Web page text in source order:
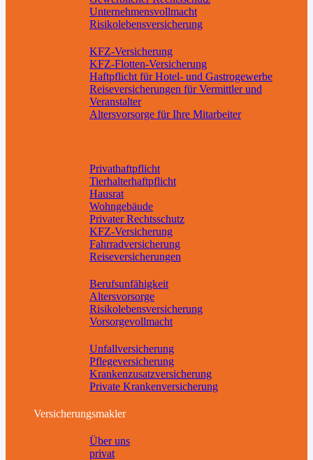
Unternehmensvollmacht
Risikolebensversicherung
KFZ-Versicherung
KFZ-Flotten-Versicherung
Haftpflicht für Hotel- und Gastrogewerbe
Reiseversicherungen für Vermittler und
Veranstalter
Altersvorsorge für Ihre Mitarbeiter
Privathaftpflicht
Tierhalterhaftpflicht
Hausrat
Wohngebäude
Privater Rechtsschutz
KFZ-Versicherung
Fahrradversicherung
Reiseversicherungen
Berufsunfähigkeit
Altersvorsorge
Risikolebensversicherung
Vorsorgevollmacht
Unfallversicherung
Pflegeversicherung
Krankenzusatzversicherung
Private Krankenversicherung
Versicherungsmakler
Über uns
privat